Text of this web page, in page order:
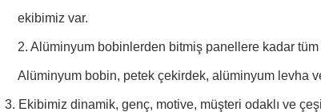
ekibimiz var.
2. Alüminyum bobinlerden bitmiş panellere kadar
Alüminyum bobin, petek çekirdek, alüminyum levha
3. Ekibimiz dinamik, genç, motive, müşteri odaklı ve